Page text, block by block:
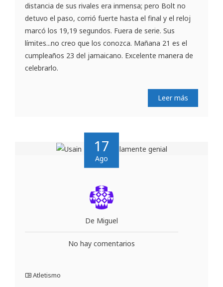
distancia de sus rivales era inmensa; pero Bolt no
detuvo el paso, corrió fuerte hasta el final y el reloj
marcó los 19,19 segundos. Fuera de serie. Sus
límites...no creo que los conozca. Mañana 21 es el
cumpleaños 23 del jamaicano. Excelente manera de
celebrarlo.
Leer más
17
Ago
De Miguel
No hay comentarios
Atletismo